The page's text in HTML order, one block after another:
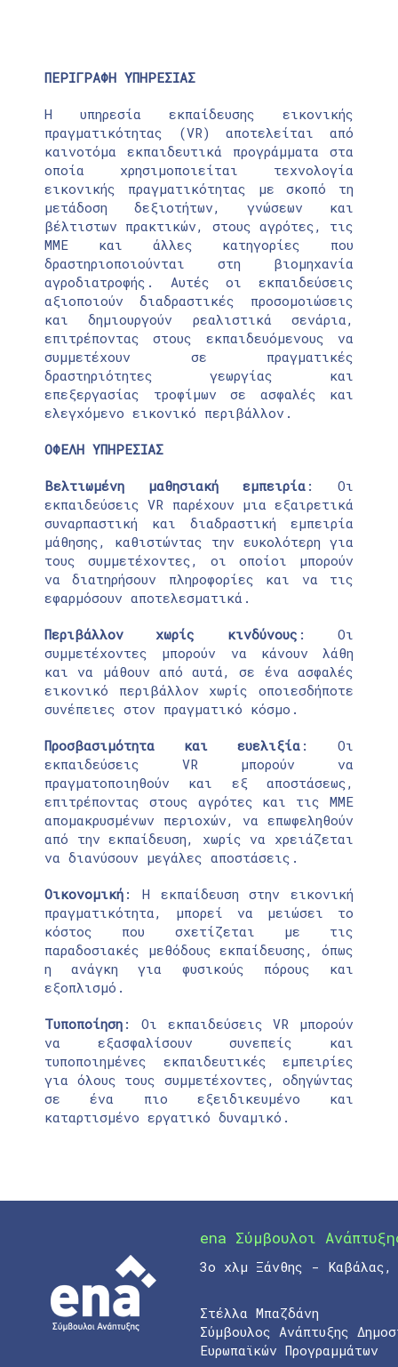
ΠΕΡΙΓΡΑΦΗ ΥΠΗΡΕΣΙΑΣ
Η υπηρεσία εκπαίδευσης εικονικής
πραγματικότητας (VR) αποτελείται από
καινοτόμα εκπαιδευτικά προγράμματα στα
οποία χρησιμοποιείται τεχνολογία
εικονικής πραγματικότητας με σκοπό τη
μετάδοση δεξιοτήτων, γνώσεων και
βέλτιστων πρακτικών, στους αγρότες, τις
ΜΜΕ και άλλες κατηγορίες που
δραστηριοποιούνται στη βιομηχανία
αγροδιατροφής. Αυτές οι εκπαιδεύσεις
αξιοποιούν διαδραστικές προσομοιώσεις
και δημιουργούν ρεαλιστικά σενάρια,
επιτρέποντας στους εκπαιδευόμενους να
συμμετέχουν σε πραγματικές
δραστηριότητες γεωργίας και
επεξεργασίας τροφίμων σε ασφαλές και
ελεγχόμενο εικονικό περιβάλλον.
ΟΦΕΛΗ ΥΠΗΡΕΣΙΑΣ
Βελτιωμένη μαθησιακή εμπειρία : Οι
εκπαιδεύσεις VR παρέχουν μια εξαιρετικά
συναρπαστική και διαδραστική εμπειρία
μάθησης, καθιστώντας την ευκολότερη για
τους συμμετέχοντες, οι οποίοι μπορούν
να διατηρήσουν πληροφορίες και να τις
εφαρμόσουν αποτελεσματικά.
Περιβάλλον χωρίς κινδύνους : Οι
συμμετέχοντες μπορούν να κάνουν λάθη
και να μάθουν από αυτά, σε ένα ασφαλές
εικονικό περιβάλλον χωρίς οποιεσδήποτε
συνέπειες στον πραγματικό κόσμο.
Προσβασιμότητα και ευελιξία : Οι
εκπαιδεύσεις VR μπορούν να
πραγματοποιηθούν και εξ αποστάσεως,
επιτρέποντας στους αγρότες και τις ΜΜΕ
απομακρυσμένων περιοχών, να επωφεληθούν
από την εκπαίδευση, χωρίς να χρειάζεται
να διανύσουν μεγάλες αποστάσεις.
Οικονομική : Η εκπαίδευση στην εικονική
πραγματικότητα, μπορεί να μειώσει το
κόστος που σχετίζεται με τις
παραδοσιακές μεθόδους εκπαίδευσης, όπως
η ανάγκη για φυσικούς πόρους και
εξοπλισμό.
Τυποποίηση : Οι εκπαιδεύσεις VR μπορούν
να εξασφαλίσουν συνεπείς και
τυποποιημένες εκπαιδευτικές εμπειρίες
για όλους τους συμμετέχοντες, οδηγώντας
σε ένα πιο εξειδικευμένο και
καταρτισμένο εργατικό δυναμικό.
ena Σύμβουλοι
3ο χλμ Ξάνθης - Καβάλας,
Στέλλα Μπαζδάνη
Σύμβουλος Ανάπτυξης
Ευρωπαϊκών Προγραμμάτων